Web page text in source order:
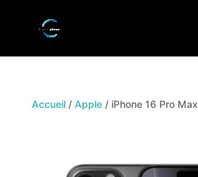
Accueil/ Apple/ iPhone 16 Pro Max